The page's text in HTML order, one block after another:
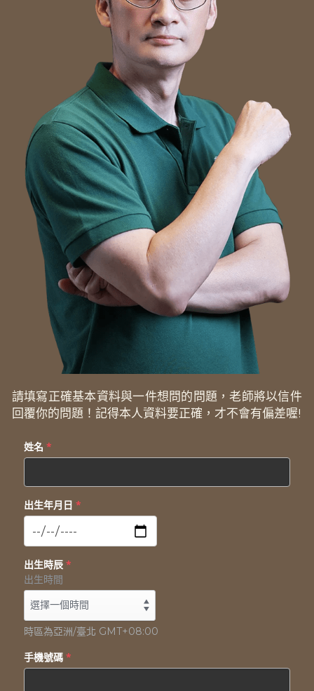
請填寫正確基本資料與一件想問的問題，老師將以信件
回覆你的問題！記得本人資料要正確，才不會有偏差喔!
姓名 *
出生年月日 *
出生時辰*
出生時間
時區為亞洲/臺北 GMT+08:00
手機號碼*